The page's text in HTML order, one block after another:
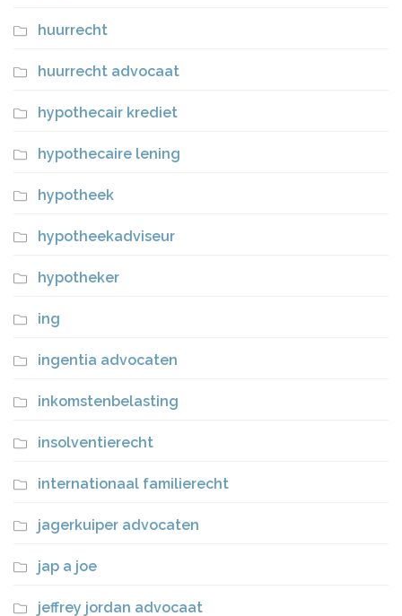
huurrecht
huurrecht advocaat
hypothecair krediet
hypothecaire lening
hypotheek
hypotheekadviseur
hypotheker
ing
ingentia advocaten
inkomstenbelasting
insolventierecht
internationaal familierecht
jagerkuiper advocaten
jap a joe
jeffrey jordan advocaat